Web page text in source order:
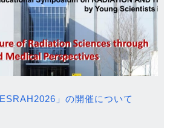
」の開催について